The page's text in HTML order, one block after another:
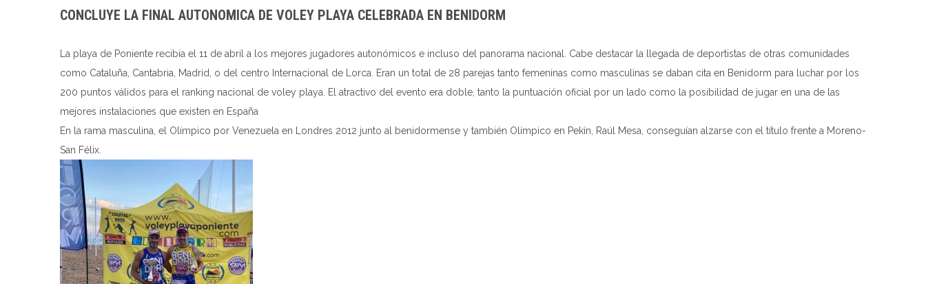
CONCLUYE LA FINAL AUTONOMICA DE VOLEY PLAYA CELEBRADA EN BENIDORM
La playa de Poniente recibía el 11 de abril a los mejores jugadores autonómicos e incluso del panorama nacional. Cabe destacar la llegada de deportistas de otras comunidades
como Cataluña, Cantabria, Madrid, o del centro Internacional de Lorca. Eran un total de 28 parejas tanto femeninas como masculinas se daban cita en Benidorm para luchar por los
200 puntos válidos para el ranking nacional de voley playa. El atractivo del evento era doble, tanto la puntuación oficial por un lado como la posibilidad de jugar en una de las
mejores instalaciones que existen en España
En la rama masculina, el Olímpico por Venezuela en Londres 2012 junto al benidormense y también Olímpico en Pekín, Raúl Mesa, conseguían alzarse con el título frente a Moreno-
San Félix.